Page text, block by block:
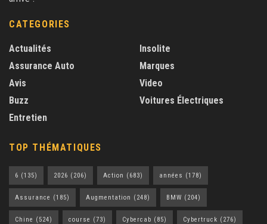
CATEGORIES
Actualités
Assurance Auto
Avis
Buzz
Entretien
Insolite
Marques
Video
Voitures Électriques
TOP THÉMATIQUES
6 (135) 2026 (206) Action (683) années (178)
Assurance (185) Augmentation (248) BMW (204)
Chine (524) course (73) Cybercab (85) Cybertruck (276)